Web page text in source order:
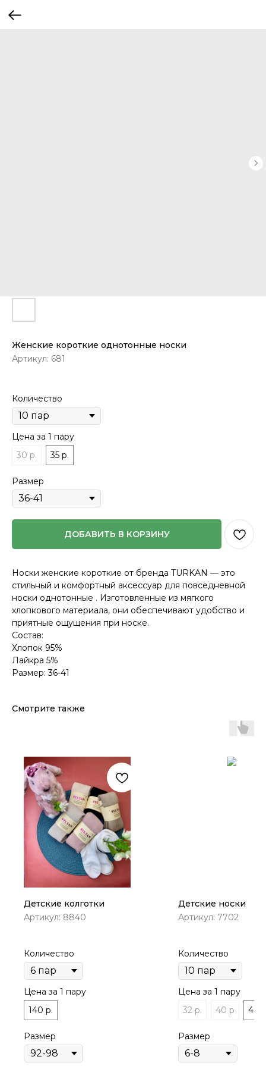
Женские короткие однотонные носки
Артикул: 681
Количество
Цена за 1 пару
30 р.
35 р.
Размер
ДОБАВИТЬ В КОРЗИНУ
Носки женские короткие от бренда TURKAN — это
стильный и комфортный аксессуар для повседневной
носки однотонные . Изготовленные из мягкого
хлопкового материала, они обеспечивают удобство и
приятные ощущения при носке.
Состав:
Хлопок 95%
Лайкра 5%
Размер: 36-41
Смотрите также
Детские колготки
Артикул: 8840
Количество
Цена за 1 пару
140 р.
Размер
Детские носки
Артикул: 7702
Количество
Цена за 1 пару
32 р.
40 р 40
Размер